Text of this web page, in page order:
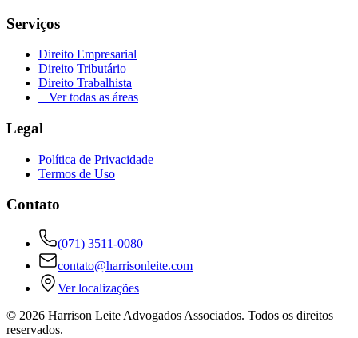
Serviços
Direito Empresarial
Direito Tributário
Direito Trabalhista
+ Ver todas as áreas
Legal
Política de Privacidade
Termos de Uso
Contato
(071) 3511-0080
contato@harrisonleite.com
Ver localizações
© 2026 Harrison Leite Advogados Associados. Todos os direitos
reservados.